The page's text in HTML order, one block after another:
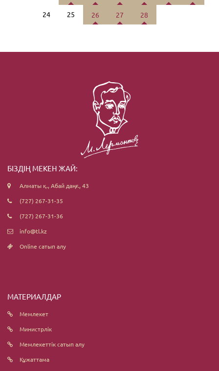
24 25 26 27 28
БІЗДІҢ МЕКЕН ЖАЙ:
Алматы қ., Абай даңғ., 43
(727) 267-31-35
(727) 267-31-36
info@tl.kz
Online сатып алу
МАТЕРИАЛДАР
Мемлекет
Министрлік
Мемлекеттік сатып алу
Құжаттама